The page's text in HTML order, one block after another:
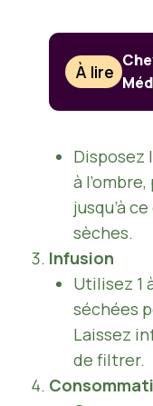
À lire
Disposez
à
jusqu’à
sèches.
Infusion
Utilisez 1
séchées
Laissez
de filtrer.